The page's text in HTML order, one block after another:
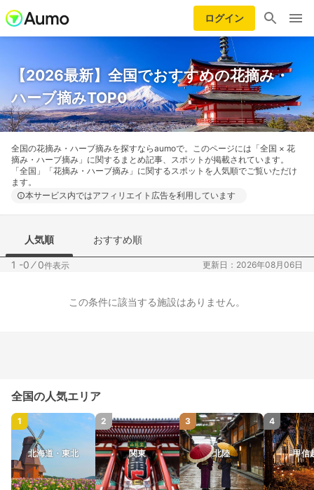
ログイン
【2026最新】全国でおすすめの花摘み・
ハーブ摘みTOP0
全国の花摘み・ハーブ摘みを探すならaumoで。このページには「全国 × 花
摘み・ハーブ摘み」に関するまとめ記事、スポットが掲載されています。
「全国」「花摘み・ハーブ摘み」に関するスポットを人気順でご覧いただけ
ます。
本サービス内ではアフィリエイト広告を利用しています
人気順 おすすめ順
1 -0 ⁄0件表示 更新日：2026年08月06日
この条件に該当する施設はありません。
全国の人気エリア
1
北海道・東北
2
関東
3
北陸
4
甲信